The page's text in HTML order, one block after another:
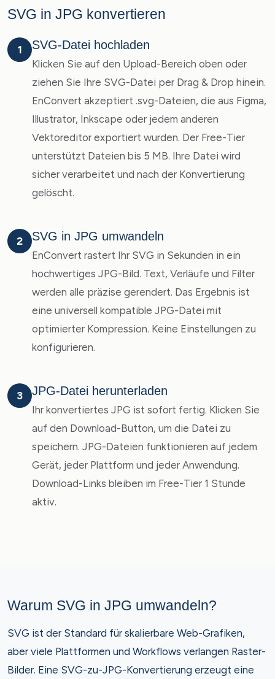
SVG in JPG konvertieren
1 SVG-Datei hochladen
Klicken Sie auf den Upload-Bereich oben oder
ziehen Sie Ihre SVG-Datei per Drag & Drop hinein.
EnConvert akzeptiert .svg-Dateien, die aus Figma,
Illustrator, Inkscape oder jedem anderen
Vektoreditor exportiert wurden. Der Free-Tier
unterstützt Dateien bis 5 MB. Ihre Datei wird
sicher verarbeitet und nach der Konvertierung
gelöscht.
2 SVG in JPG umwandeln
EnConvert rastert Ihr SVG in Sekunden in ein
hochwertiges JPG-Bild. Text, Verläufe und Filter
werden alle präzise gerendert. Das Ergebnis ist
eine universell kompatible JPG-Datei mit
optimierter Kompression. Keine Einstellungen zu
konfigurieren.
3 JPG-Datei herunterladen
Ihr konvertiertes JPG ist sofort fertig. Klicken Sie
auf den Download-Button, um die Datei zu
speichern. JPG-Dateien funktionieren auf jedem
Gerät, jeder Plattform und jeder Anwendung.
Download-Links bleiben im Free-Tier 1 Stunde
aktiv.
Warum SVG in JPG umwandeln?
SVG ist der Standard für skalierbare Web-Grafiken,
aber viele Plattformen und Workflows verlangen Raster-
Bilder. Eine SVG-zu-JPG-Konvertierung erzeugt eine